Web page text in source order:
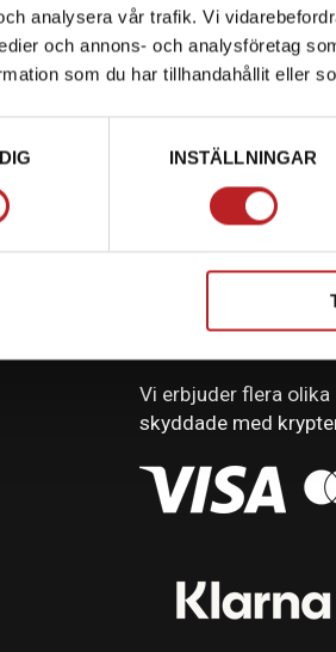
analysera vår trafik. Vi
och annons- och analysföretag
som du har tillhandahållit eller
INSTÄLLNINGAR
BETALNING
Vi erbjuder flera
skyddade med